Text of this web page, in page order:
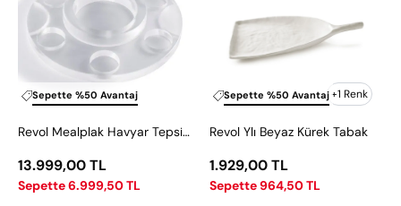
Sepette %50 Avantaj
Tepsisi
28
cm
Revol Mealplak Havyar Tepsisi 28 cm
13.999,00 TL
Sepette 6.999,50 TL
+1 Renk
Sepette %50 Avantaj
Tabak
Revol Ylı Beyaz Kürek Tabak
1.929,00 TL
Sepette 964,50 TL